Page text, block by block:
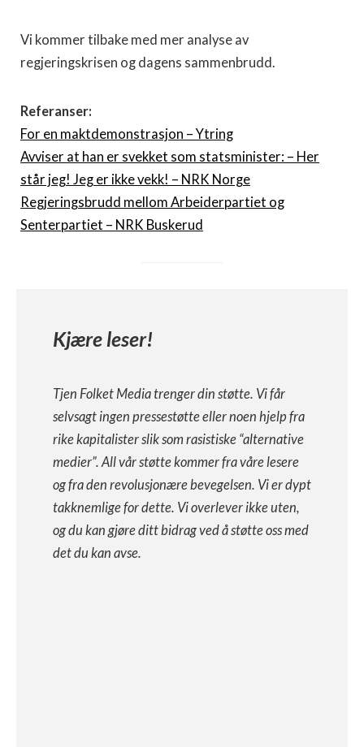
Vi kommer tilbake med mer analyse av
regjeringskrisen og dagens sammenbrudd.
Referanser:
For en maktdemonstrasjon – Ytring
Avviser at han er svekket som statsminister: – Her
står jeg! Jeg er ikke vekk! – NRK Norge
Regjeringsbrudd mellom Arbeiderpartiet og
Senterpartiet – NRK Buskerud
Kjære leser!
Tjen Folket Media trenger din støtte. Vi får
selvsagt ingen pressestøtte eller noen hjelp fra
rike kapitalister slik som rasistiske “alternative
medier”. All vår støtte kommer fra våre lesere
og fra den revolusjonære bevegelsen. Vi er dypt
takknemlige for dette. Vi overlever ikke uten,
og du kan gjøre ditt bidrag ved å støtte oss med
det du kan avse.